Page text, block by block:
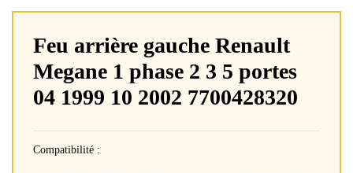
Feu arrière gauche Renault
Megane 1 phase 2 3 5 portes
04 1999 10 2002 7700428320
Compatibilité :